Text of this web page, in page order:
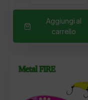
Aggiungi al
carrello